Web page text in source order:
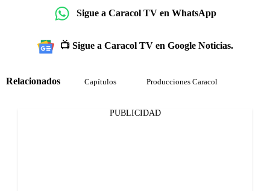
Sigue a Caracol TV en WhatsApp
📺 Sigue a Caracol TV en Google Noticias.
Relacionados Capítulos Producciones Caracol
PUBLICIDAD